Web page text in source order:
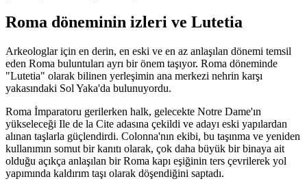
Roma döneminin izleri ve Lutetia
Arkeologlar için en derin, en eski ve en az anlaşılan dönemi temsil
eden Roma buluntuları ayrı bir önem taşıyor. Roma döneminde
"Lutetia" olarak bilinen yerleşimin ana merkezi nehrin karşı
yakasındaki Sol Yaka'da bulunuyordu.
Roma İmparatoru gerilerken halk, gelecekte Notre Dame'ın
yükseleceği Ile de la Cite adasına çekildi ve adayı eski yapılardan
alınan taşlarla güçlendirdi. Colonna'nın ekibi, bu taşınma ve yeniden
kullanımın somut bir kanıtı olarak, çok daha büyük bir binaya ait
olduğu açıkça anlaşılan bir Roma kapı eşiğinin ters çevrilerek yol
yapımında kaldırım taşı olarak döşendiğini saptadı.